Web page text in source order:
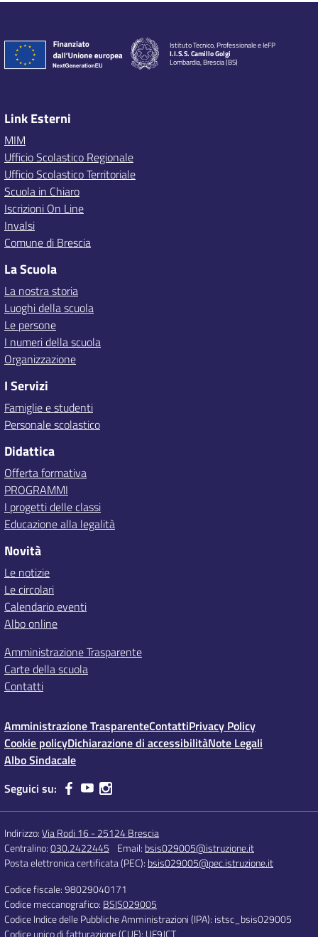
Istituto Tecnico, Professionale e IeFP
I.I.S.S. Camillo Golgi
Lombardia, Brescia (BS)
Link Esterni
MIM
Ufficio Scolastico Regionale
Ufficio Scolastico Territoriale
Scuola in Chiaro
Iscrizioni On Line
Invalsi
Comune di Brescia
La Scuola
La nostra storia
Luoghi della scuola
Le persone
I numeri della scuola
Organizzazione
I Servizi
Famiglie e studenti
Personale scolastico
Didattica
Offerta formativa
PROGRAMMI
I progetti delle classi
Educazione alla legalità
Novità
Le notizie
Le circolari
Calendario eventi
Albo online
Amministrazione Trasparente
Carte della scuola
Contatti
Amministrazione TrasparenteContattiPrivacy Policy
Cookie policyDichiarazione di accessibilitàNote Legali
Albo Sindacale
Seguici su:
Indirizzo:Via Rodi 16 - 25124 Brescia
Centralino:030.2422445 Email: bsis029005@istruzione.it
Posta elettronica certificata (PEC): bsis029005@pec.istruzione.it
Codice fiscale: 98029040171
Codice meccanografico: BSIS029005
Codice Indice delle Pubbliche Amministrazioni (IPA): istsc_bsis029005
Codice unico di fatturazione (CUF): UF9JCT